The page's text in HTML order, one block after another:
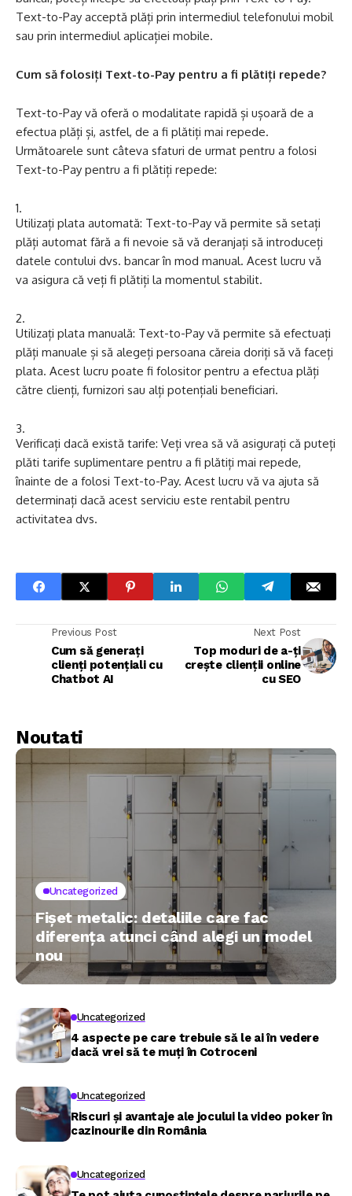
Text-to-Pay acceptă plăți prin intermediul telefonului mobil
sau prin intermediul aplicației mobile.
Cum să folosiți Text-to-Pay pentru a fi plătiți repede?
Text-to-Pay vă oferă o modalitate rapidă și ușoară de a
efectua plăți și, astfel, de a fi plătiți mai repede.
Următoarele sunt câteva sfaturi de urmat pentru a folosi
Text-to-Pay pentru a fi plătiți repede:
Utilizați plata automată: Text-to-Pay vă permite să setați
plăți automat fără a fi nevoie să vă deranjați să introduceți
datele contului dvs. bancar în mod manual. Acest lucru vă
va asigura că veți fi plătiți la momentul stabilit.
Utilizați plata manuală: Text-to-Pay vă permite să efectuați
plăți manuale și să alegeți persoana căreia doriți să vă faceți
plata. Acest lucru poate fi folositor pentru a efectua plăți
către clienți, furnizori sau alți potențiali beneficiari.
Verificați dacă există tarife: Veți vrea să vă asigurați că puteți
plăti tarife suplimentare pentru a fi plătiți mai repede,
înainte de a folosi Text-to-Pay. Acest lucru vă va ajuta să
determinați dacă acest serviciu este rentabil pentru
activitatea dvs.
Previous Post
Cum să generați
clienți potențiali cu
Chatbot AI
Next Post
Top moduri de a-ți
crește clienții online
cu SEO
Noutati
Uncategorized
Fișet metalic: detaliile care fac
diferența atunci când alegi un model
nou
Uncategorized
4 aspecte pe care trebuie să le ai în vedere
dacă vrei să te muți în Cotroceni
Uncategorized
Riscuri și avantaje ale jocului la video poker în
cazinourile din România
Uncategorized